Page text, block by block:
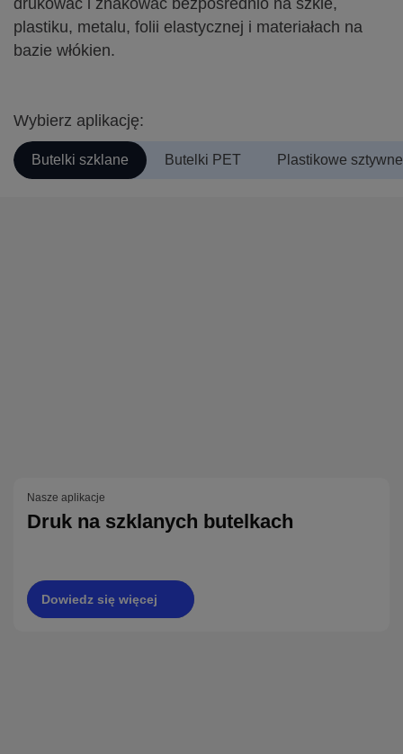
drukować i znakować bezpośrednio na szkle,
plastiku, metalu, folii elastycznej i materiałach na
bazie włókien.
Wybierz aplikację:
Butelki szklane Butelki PET Plastikowe
Nasze aplikacje
Druk na szklanych butelkach
Dowiedz się więcej